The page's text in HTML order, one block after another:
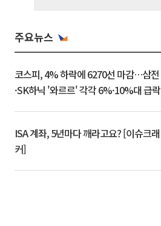
주요뉴스
코스피, 4% 하락에 6270선 마감…삼전
·SK하닉 '와르르' 각각 6%·10%대 급락
ISA 계좌, 5년마다 깨라고요? [이슈크래
커]